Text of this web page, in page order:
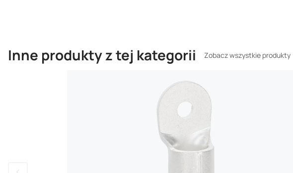
Inne produkty z tej kategorii Zobacz wszystkie produkty